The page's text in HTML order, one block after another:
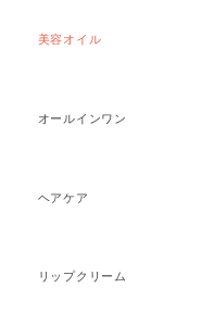
美容オイル
オールインワン
ヘアケア
リップクリーム